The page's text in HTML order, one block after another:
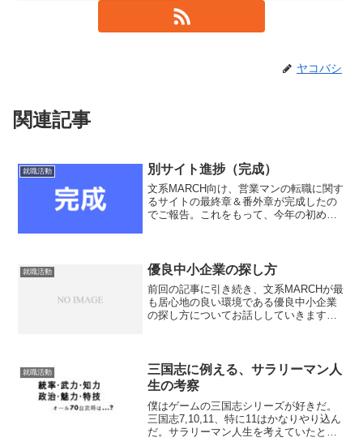
ヤコバシ
関連記事
就職活動 別サイト進捗（完成）
文系MARCH向け、営業マンの転職に関す
るサイトの最終章＆番外章が完成したの
でご報告。これをもって、今年の初めに
雇われ人を目指し...
就職活動 優良中小企業の探し方
前回の記事に引き続き、文系MARCHが最
も居心地の良い環境である優良中小企業
の探し方についてお話ししていきます。
いう露骨なものも存在...
就職活動
三国志に例える、サラリーマン人
生の考察
僕はゲームの三国志シリーズが好きだ。
三国志7,10,11、特に11はかなりやり込ん
だ。サラリーマン人生を考えていたとき